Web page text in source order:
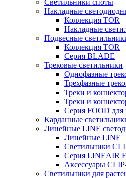
Светильники споты
Накладные
Коллекция TOR
Накладные
Подвесные
Коллекция TOR
Серия BLADE
Трековые светильники
Однофазные
Трехфазные
Треки и
Треки и
Серия FOOD для
Карданные
Линейные LINE
Линейные LINE
Светильники
Серия LINEAIR
Аксессуары
Светильники для